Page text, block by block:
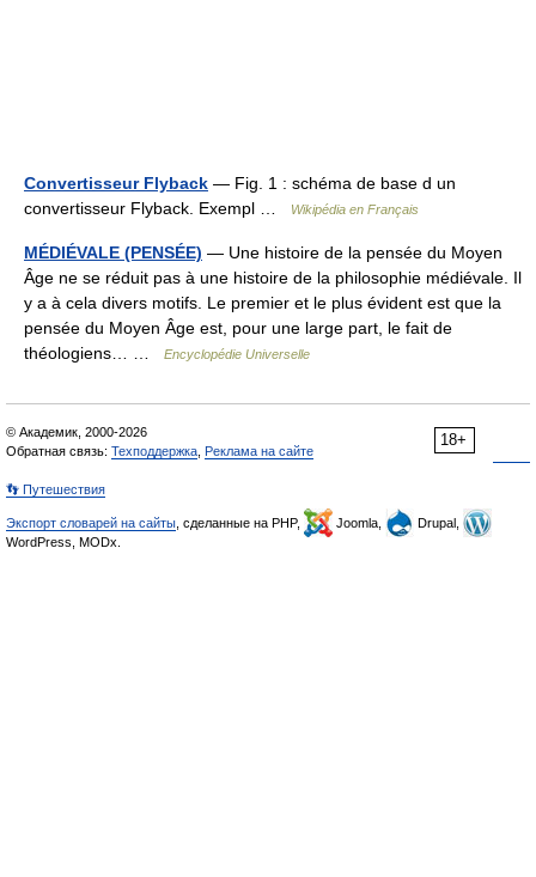
Convertisseur Flyback — Fig. 1 : schéma de base d un
convertisseur Flyback. Exempl …
Wikipédia en Français
MÉDIÉVALE (PENSÉE) — Une histoire de la pensée du Moyen
Âge ne se réduit pas à une histoire de la philosophie médiévale. Il
y a à cela divers motifs. Le premier et le plus évident est que la
pensée du Moyen Âge est, pour une large part, le fait de
théologiens… …
Encyclopédie Universelle
18+
© Академик, 2000-2026
Обратная связь: Техподдержка Реклама на сайте
👣 Путешествия
Экспорт словарей на сайты , сделанные на PHP, Joomla,
Drupal,
WordPress, MODx.